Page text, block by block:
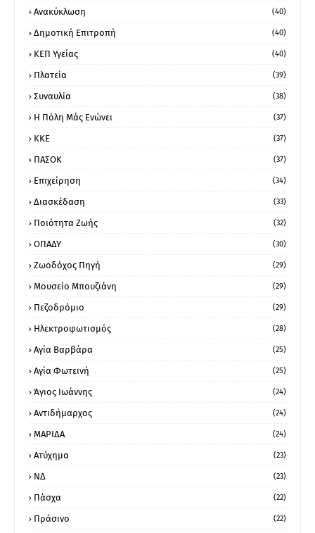
Ανακύκλωση (40)
Δημοτική Επιτροπή (40)
ΚΕΠ Υγείας (40)
Πλατεία (39)
Συναυλία (38)
Η Πόλη Μάς Ενώνει (37)
ΚΚΕ (37)
ΠΑΣΟΚ (37)
Επιχείρηση (34)
Διασκέδαση (33)
Ποιότητα Ζωής (32)
ΟΠΑΔΥ (30)
Ζωοδόχος Πηγή (29)
Μουσείο Μπουζιάνη (29)
Πεζοδρόμιο (29)
Ηλεκτροφωτισμός (28)
Αγία Βαρβάρα (25)
Αγία Φωτεινή (25)
Άγιος Ιωάννης (24)
Αντιδήμαρχος (24)
ΜΑΡΙΔΑ (24)
Ατύχημα (23)
ΝΔ (23)
Πάσχα (22)
Πράσινο (22)